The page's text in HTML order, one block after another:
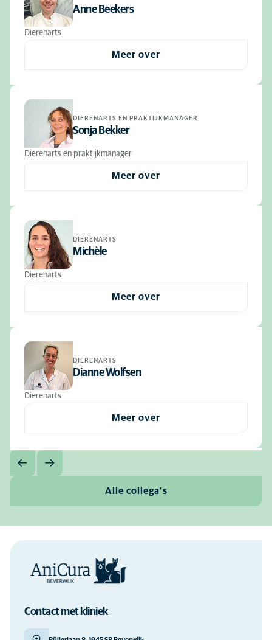
Anne Beekers
Dierenarts
Meer over
DIERENARTS EN PRAKTIJKMANAGER
Sonja Bekker
Dierenarts en praktijkmanager
Meer over
DIERENARTS
Michèle
Dierenarts
Meer over
DIERENARTS
Dianne Wolfsen
Dierenarts
Meer over
Alle collega's
Contact met kliniek